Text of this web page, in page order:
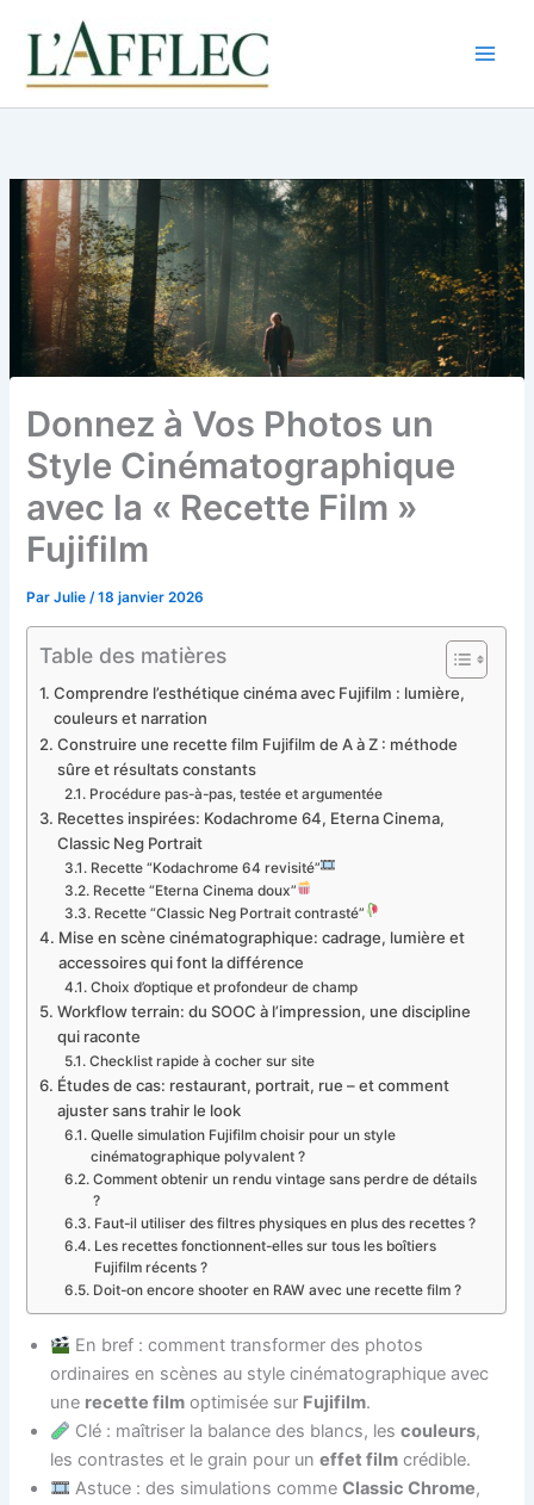
contenu
Donnez à Vos Photos un
Style Cinématographique
avec la « Recette Film »
Fujifilm
ParJulie/18 janvier 2026
Table des matières
Comprendre l’esthétique cinéma avec Fujifilm : lumière,
couleurs et narration
Construire une recette film Fujifilm de A à Z : méthode
sûre et résultats constants
Procédure pas-à-pas, testée et argumentée
Recettes inspirées: Kodachrome 64, Eterna Cinema,
Classic Neg Portrait
Recette “Kodachrome 64 revisité”
Recette “Eterna Cinema doux”
Recette “Classic Neg Portrait contrasté”
Mise en scène cinématographique: cadrage, lumière et
accessoires qui font la différence
Choix d’optique et profondeur de champ
Workflow terrain: du SOOC à l’impression, une discipline
qui raconte
Checklist rapide à cocher sur site
Études de cas: restaurant, portrait, rue – et comment
ajuster sans trahir le look
Quelle simulation Fujifilm choisir pour un style
cinématographique polyvalent ?
Comment obtenir un rendu vintage sans perdre de détails
?
Faut-il utiliser des filtres physiques en plus des recettes ?
Les recettes fonctionnent-elles sur tous les boîtiers
Fujifilm récents ?
Doit-on encore shooter en RAW avec une recette film ?
En bref : comment transformer des photos
ordinaires en scènes au style cinématographique avec
une recette film optimisée sur Fujifilm.
Clé : maîtriser la balance des blancs, lescouleurs,
les contrastes et le grain pour uneffet film crédible.
Astuce : des simulations commeClassic Chrome,